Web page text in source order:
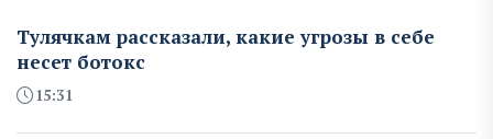
Тулячкам рассказали, какие угрозы в себе
несет ботокс
15:31